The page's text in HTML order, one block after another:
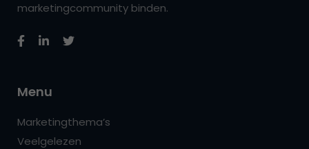
marketingcommunity binden.
Menu
Marketingthema’s
Veelgelezen